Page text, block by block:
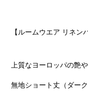
【ルームウエア リネン
上質なヨーロッパの艶
無地ショート丈（ダー